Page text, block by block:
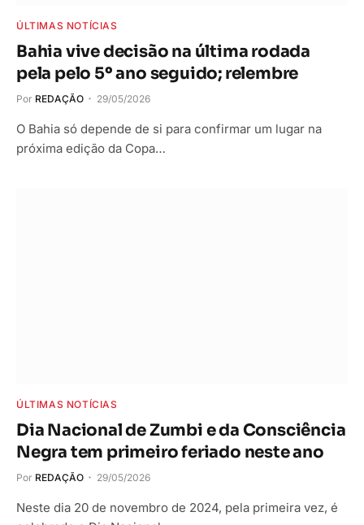
ÚLTIMAS NOTÍCIAS
Bahia vive decisão na última rodada
pela pelo 5º ano seguido; relembre
Por REDAÇÃO 29/05/2026
O Bahia só depende de si para confirmar um lugar na
próxima edição da Copa…
ÚLTIMAS NOTÍCIAS
Dia Nacional de Zumbi e da Consciência
Negra tem primeiro feriado neste ano
Por REDAÇÃO 29/05/2026
Neste dia 20 de novembro de 2024, pela primeira vez, é